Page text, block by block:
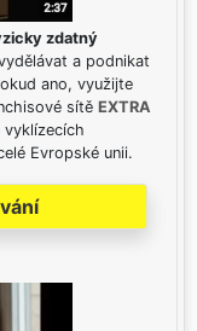
zdatný
a podnikat
ano, využijte
sítě EXTRA
Evropské unii.